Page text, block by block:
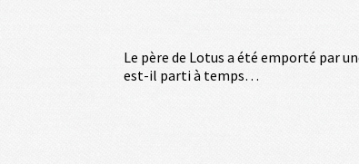
Le père de Lotus a été emporté par
est-il parti à temps…